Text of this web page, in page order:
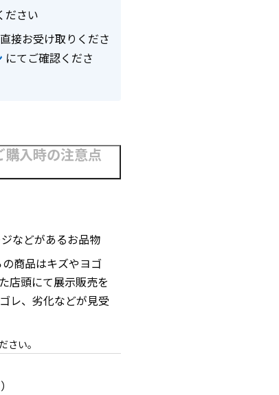
ださい
接お受け取りくださ
にてご確認くださ
購入時の注意点
などがあるお品物
商品はキズやヨゴ
店頭にて展示販売を
レ、劣化などが見受
さい。